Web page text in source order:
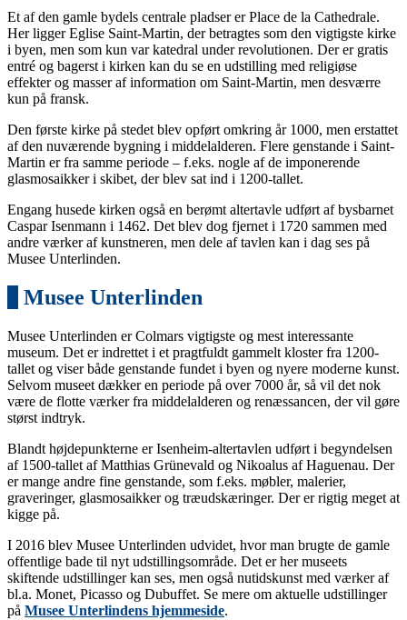
Et af den gamle bydels centrale pladser er Place de la Cathedrale.
Her ligger Eglise Saint-Martin, der betragtes som den vigtigste kirke
i byen, men som kun var katedral under revolutionen. Der er gratis
entré og bagerst i kirken kan du se en udstilling med religiøse
effekter og masser af information om Saint-Martin, men desværre
kun på fransk.
Den første kirke på stedet blev opført omkring år 1000, men erstattet
af den nuværende bygning i middelalderen. Flere genstande i Saint-
Martin er fra samme periode – f.eks. nogle af de imponerende
glasmosaikker i skibet, der blev sat ind i 1200-tallet.
Engang husede kirken også en berømt altertavle udført af bysbarnet
Caspar Isenmann i 1462. Det blev dog fjernet i 1720 sammen med
andre værker af kunstneren, men dele af tavlen kan i dag ses på
Musee Unterlinden.
Musee Unterlinden
Musee Unterlinden er Colmars vigtigste og mest interessante
museum. Det er indrettet i et pragtfuldt gammelt kloster fra 1200-
tallet og viser både genstande fundet i byen og nyere moderne kunst.
Selvom museet dækker en periode på over 7000 år, så vil det nok
være de flotte værker fra middelalderen og renæssancen, der vil gøre
størst indtryk.
Blandt højdepunkterne er Isenheim-altertavlen udført i begyndelsen
af 1500-tallet af Matthias Grünevald og Nikoalus af Haguenau. Der
er mange andre fine genstande, som f.eks. møbler, malerier,
graveringer, glasmosaikker og træudskæringer. Der er rigtig meget at
kigge på.
I 2016 blev Musee Unterlinden udvidet, hvor man brugte de gamle
offentlige bade til nyt udstillingsområde. Det er her museets
skiftende udstillinger kan ses, men også nutidskunst med værker af
bl.a. Monet, Picasso og Dubuffet. Se mere om aktuelle udstillinger
på Musee Unterlindens hjemmeside.